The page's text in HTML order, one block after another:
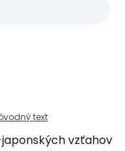
text
vzťahov